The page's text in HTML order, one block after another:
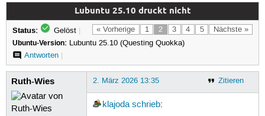
Lubuntu 25.10 druckt nicht
« Vorherige 1 2 3 4 5 Nächste »
Status: Gelöst |
Ubuntu-Version: Lubuntu 25.10 (Questing Quokka)
Antworten|
Ruth-Wies Zitieren
2. März 2026 13:35
klajoda schrieb: